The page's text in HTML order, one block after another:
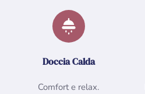
Doccia Calda
Comfort e relax.